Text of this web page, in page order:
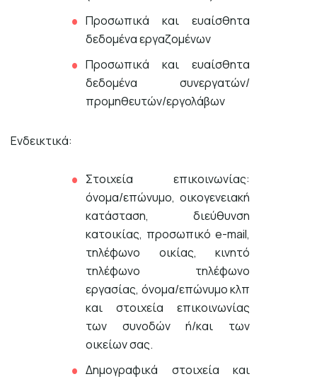
Προσωπικά και ευαίσθητα
δεδομένα εργαζομένων
Προσωπικά και ευαίσθητα
δεδομένα συνεργατών/
προμηθευτών/εργολάβων
Ενδεικτικά:
Στοιχεία επικοινωνίας:
όνομα/επώνυμο, οικογενειακή
κατάσταση, διεύθυνση
κατοικίας, προσωπικό e-mail,
τηλέφωνο οικίας, κινητό
τηλέφωνο τηλέφωνο
εργασίας, όνομα/επώνυμο κλπ
και στοιχεία επικοινωνίας
των συνοδών ή/και των
οικείων σας.
Δημογραφικά στοιχεία και